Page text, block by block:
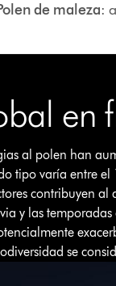
de maleza:
en
al polen han
tipo varía entre
contribuyen
y las
se